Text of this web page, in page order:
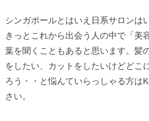
シンガポールとはいえ日系サロンは
きっとこれから出会う人の中で「美
葉を聞くこともあると思います。髪
をしたい、カットをしたいけどどこ
ろう・・と悩んていらっしゃる方は
さい。